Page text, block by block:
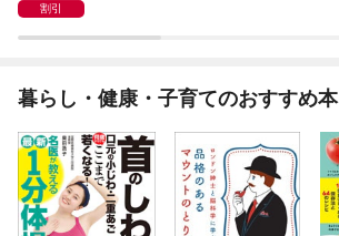
割引
暮らし・健康・子育てのおすすめ本